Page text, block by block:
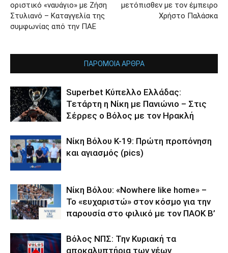
οριστικό «ναυάγιο» με Ζήση
Στυλιανό – Καταγγελία της
συμφωνίας από την ΠΑΕ
μετόπισθεν με τον έμπειρο
Χρήστο Παλάσκα
ΠΑΡΟΜΟΙΑ ΑΡΘΡΑ
Superbet Κύπελλο Ελλάδας:
Τετάρτη η Νίκη με Πανιώνιο – Στις
Σέρρες ο Βόλος με τον Ηρακλή
Νίκη Βόλου Κ-19: Πρώτη προπόνηση
και αγιασμός (pics)
Νίκη Βόλου: «Nowhere like home» –
Το «ευχαριστώ» στον κόσμο για την
παρουσία στο φιλικό με τον ΠΑΟΚ Β’
Βόλος ΝΠΣ: Την Κυριακή τα
αποκαλυπτήρια των νέων